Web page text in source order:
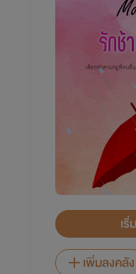
เ
เพิ่มลงคลัง